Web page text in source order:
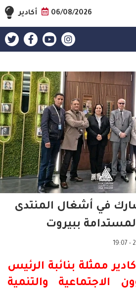
06/08/2026 أكادير
في أشغال المنتدى
ببيروت
ممثلة بنائبة الرئيس
الاجتماعية والتنمية